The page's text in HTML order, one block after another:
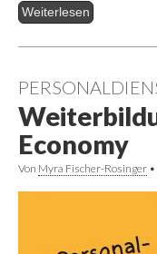
Weiterlesen
Economy
Von Myra Fischer-Rosinger •